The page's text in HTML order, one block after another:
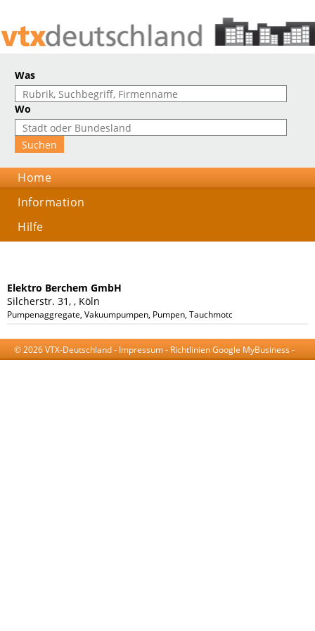
Was
Wo
Home
Information
Hilfe
Elektro Berchem GmbH
Silcherstr. 31, , Köln
Pumpenaggregate, Vakuumpumpen, Pumpen, Tauchmotorpumpe,
© 2026 VTX-Deutschland - Impressum- Richtlinien Google MyBusiness -
AGB-Datenschutzerklärung